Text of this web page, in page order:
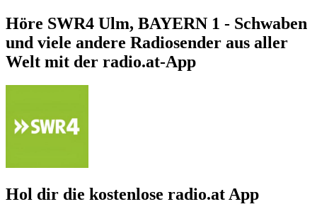
Höre SWR4 Ulm, BAYERN 1 - Schwaben
und viele andere Radiosender aus aller
Welt mit der radio.at-App
Hol dir die kostenlose radio.at App